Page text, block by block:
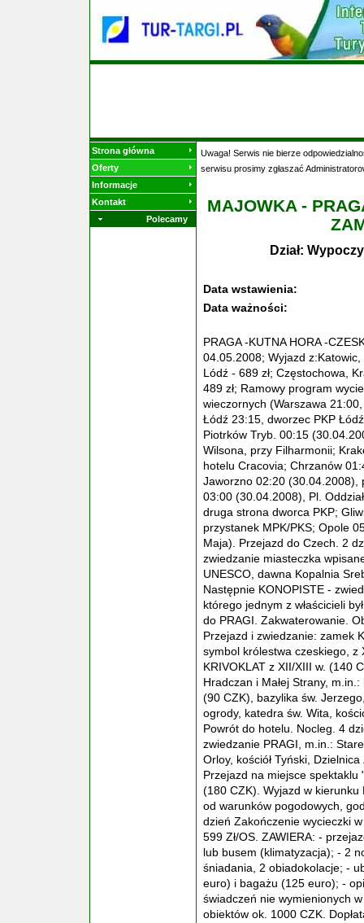
Strona główna
Oferty
Informacje
Kontakt
Polecamy
Uwaga! Serwis nie bierze
serwisu prosimy zgłaszać
MAJOWKA -
Dział:
Data wstawienia:
Data ważności:
PRAGA -KUTNA HORA -
04.05.2008; Wyjazd z:Katowic,
Lódź - 689 zł; Częstochowa,
489 zł; Ramowy program
wieczornych (Warszawa
Łódź 23:15, dworzec PKP
Piotrków Tryb. 00:15
Wilsona, przy Filharmonii;
hotelu Cracovia; Chrzanów
Jaworzno 02:20 (30.04.2008),
03:00 (30.04.2008), Pl.
druga strona dworca PKP;
przystanek MPK/PKS; Opole
Maja). Przejazd do Czech. 2
zwiedzanie miasteczka
UNESCO, dawna Kopalnia
Następnie KONOPISTE -
którego jednym z właścicieli
do PRAGI. Zakwaterowanie.
Przejazd i zwiedzanie: zamek
symbol królestwa czeskiego, z
KRIVOKLAT z XII/XIII w. (140
Hradczan i Małej Strany,
(90 CZK), bazylika św.
ogrody, katedra św. Wita,
Powrót do hotelu. Nocleg. 4
zwiedzanie PRAGI, m.in.:
Orloy, kościół Tyński,
Przejazd na miejsce spektaklu
(180 CZK). Wyjazd w
od warunków pogodowych,
dzień Zakończenie wycieczki
599 Zł/OS. ZAWIERA: -
lub busem (klimatyzacja); - 2
śniadania, 2 obiadokolacje; -
euro) i bagażu (125 euro); -
świadczeń nie wymienionych
obiektów ok. 1000 CZK.